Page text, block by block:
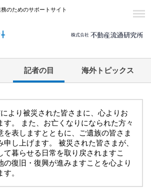
のためのサポートサイト
記者の目 海外トピックス
より被災された皆さまに、心よりお
す。 また、お亡くなりになられた方々
を表しますとともに、ご遺族の皆さま
申し上げます。 被災された皆さまが、
て暮らせる日常を取り戻されますこ
の復旧・復興が進みますことを心より
。